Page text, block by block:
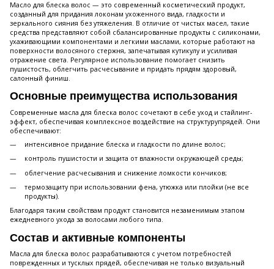
Масло для блеска волос — это современный косметический продукт,
созданный для придания локонам ухоженного вида, гладкости и
зеркального сияния без утяжеления. В отличие от чистых масел, такие
средства представляют собой сбалансированные продукты с силиконами,
ухаживающими компонентами и легкими маслами, которые работают на
поверхности волосяного стержня, запечатывая кутикулу и усиливая
отражение света. Регулярное использование помогает снизить
пушистость, облегчить расчесывание и придать прядям здоровый,
салонный финиш.
Основные преимущества использования
Современные масла для блеска волос сочетают в себе уход и стайлинг-
эффект, обеспечивая комплексное воздействие на структурупрядей. Они
обеспечивают:
интенсивное придание блеска и гладкости по длине волос;
контроль пушистости и защита от влажности окружающей среды;
облегчение расчесывания и снижение ломкости кончиков;
термозащиту при использовании фена, утюжка или плойки (не все
продукты).
Благодаря таким свойствам продукт становится незаменимым этапом
ежедневного ухода за волосами любого типа.
Состав и активные компоненты
Масла для блеска волос разрабатываются с учетом потребностей
поврежденных и тусклых прядей, обеспечивая не только визуальный